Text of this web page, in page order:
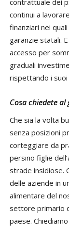
contrattuale dei
continui a
finanziari nei
garanzie statali.
accesso per
graduali
rispettando i
Cosa chiedete
Che sia la volta
senza posizioni
corteggiare da
persino figlie
strade insidiose.
delle aziende in
alimentare del
settore primario
paese.